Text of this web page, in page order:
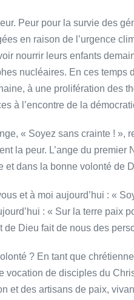
Peur pour la survie des
en raison de l’urgence
nourrir leurs enfants
nucléaires. En ces temps
à une prolifération des
à l’encontre de la
« Soyez sans crainte ! »,
la peur. L’ange du
et dans la bonne volonté de
et à moi aujourd’hui : «
: « Sur la terre paix
de Dieu fait de nous des
? En tant que
vocation de disciples du
et des artisans de paix,